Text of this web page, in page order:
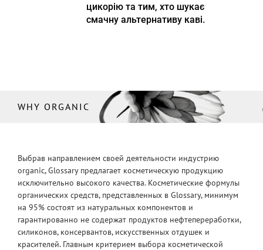
цикорію та тим, хто шукає
смачну альтернативу каві.
WHY ORGANIC
Выбрав направлением своей деятельности индустрию
organic, Glossary предлагает косметическую продукцию
исключительно высокого качества. Косметические формулы
органических средств, представленных в Glossary, минимум
на 95% состоят из натуральных компонентов и
гарантированно не содержат продуктов нефтепереработки,
силиконов, консервантов, искусственных отдушек и
красителей. Главным критерием выбора косметической